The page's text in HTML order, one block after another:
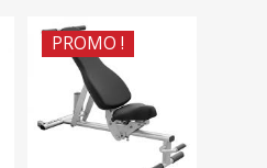
PROMO !
$1,000.00
$520.00